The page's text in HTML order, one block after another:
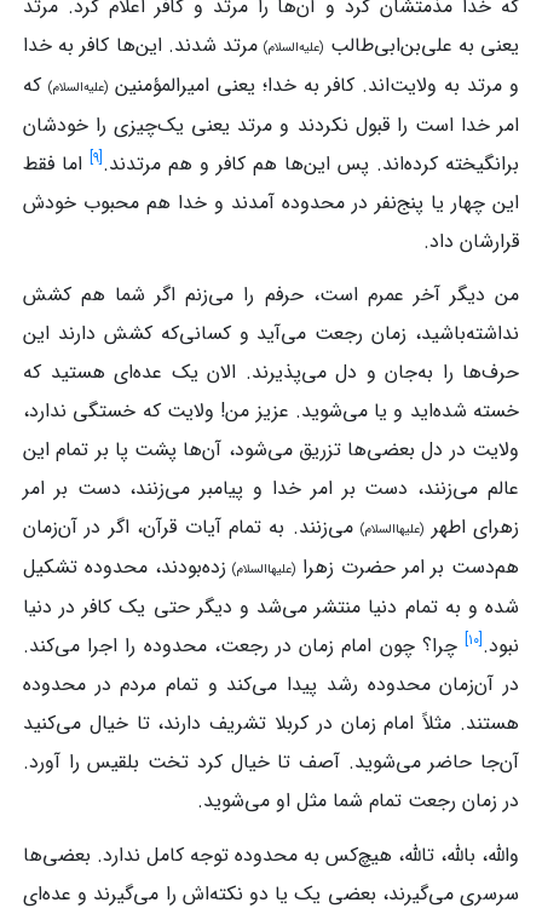
که خدا مذمتشان کرد و آن‌ها را مرتد و کافر اعلام کرد. مرتد
یعنی به علی‌بن‌ابی‌طالب (علیه‌السلام)مرتد شدند. این‌ها کافر به خدا
و مرتد به ولایت‌اند. کافر به خدا؛ یعنی امیرالمؤمنین(علیه‌السلام) که
امر خدا است را قبول نکردند و مرتد یعنی یک‌چیزی را خودشان
برانگیخته کرده‌اند. پس این‌ها هم کافر و هم مرتدند.[۹] اما فقط
این چهار یا پنج‌نفر در محدوده آمدند و خدا هم محبوب خودش
قرارشان داد.
من دیگر آخر عمرم است، حرفم را می‌زنم اگر شما هم کشش
نداشته‌باشید، زمان رجعت می‌آید و کسانی‌که کشش دارند این
حرف‌ها را به‌جان و دل می‌پذیرند. الان یک عده‌ای هستید که
خسته شده‌اید و یا می‌شوید. عزیز من! ولایت که خستگی ندارد،
ولایت در دل بعضی‌ها تزریق می‌شود، آن‌ها پشت پا بر تمام این
عالم می‌زنند، دست بر امر خدا و پیامبر می‌زنند، دست بر امر
زهرای اطهر (علیهاالسلام)می‌زنند. به تمام آیات قرآن، اگر در آن‌زمان
هم‌دست بر امر حضرت زهرا (علیهاالسلام)زده‌بودند، محدوده تشکیل
شده و به تمام دنیا منتشر می‌شد و دیگر حتی یک کافر در دنیا
نبود.[۱۰] چرا؟ چون امام زمان در رجعت، محدوده را اجرا می‌کند.
در آن‌زمان محدوده رشد پیدا می‌کند و تمام مردم در محدوده
هستند. مثلاً امام زمان در کربلا تشریف دارند، تا خیال می‌کنید
آن‌جا حاضر می‌شوید. آصف تا خیال کرد تخت بلقیس را آورد.
در زمان رجعت تمام شما مثل او می‌شوید.
والله، بالله، تالله، هیچ‌کس به محدوده توجه کامل ندارد. بعضی‌ها
سرسری می‌گیرند، بعضی یک یا دو نکته‌اش را می‌گیرند و عده‌ای